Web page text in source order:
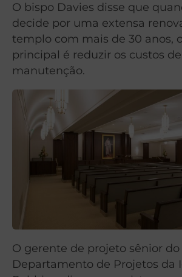
O bispo Davies disse que
decide por uma extensa
templo com mais de 30 anos,
principal é reduzir os custos
manutenção.
O gerente de projeto sênior do
Departamento de Projetos da